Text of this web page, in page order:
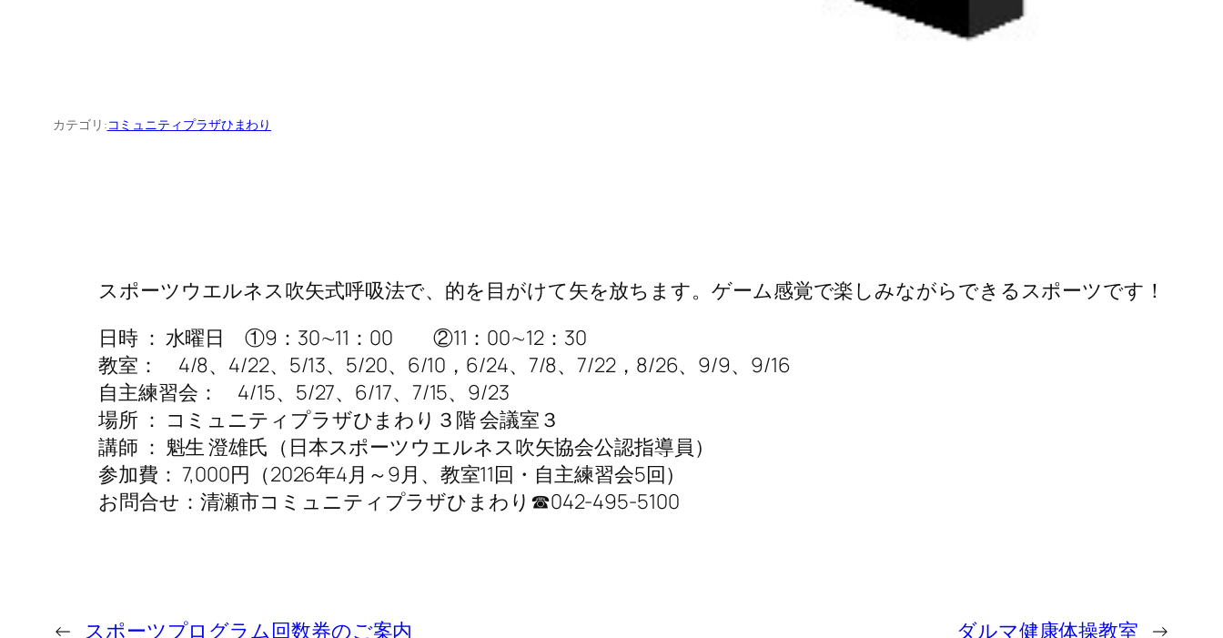
カテゴリ:コミュニティプラザひまわり
スポーツウエルネス吹矢式呼吸法で、的を目がけて矢を放ちます。ゲーム感覚で楽しみながらできるスポーツです！
日時 ： 水曜日 ①9：30∼11：00 ②11：00∼12：30
教室： 4/8、4/22、5/13、5/20、6/10，6/24、7/8、7/22，8/26、9/9、9/16
自主練習会： 4/15、5/27、6/17、7/15、9/23
場所 ： コミュニティプラザひまわり３階 会議室３
講師 ： 魁生 澄雄氏（日本スポーツウエルネス吹矢協会公認指導員）
参加費： 7,000円（2026年4月～9月、教室11回・自主練習会5回）
お問合せ：清瀬市コミュニティプラザひまわり☎042-495-5100
← スポーツプログラム回数券のご案内 ダルマ健康体操教室 →